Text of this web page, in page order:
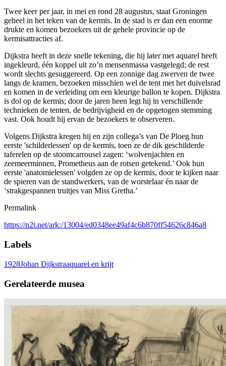
Twee keer per jaar, in mei en rond 28 augustus, staat Groningen
geheel in het teken van de kermis. In de stad is er dan een enorme
drukte en komen bezoekers uit de gehele provincie op de
kermisattracties af.
Dijkstra heeft in deze snelle tekening, die hij later met aquarel heeft
ingekleurd, één koppel uit zo’n mensenmassa vastgelegd; de rest
wordt slechts gesuggereerd. Op een zonnige dag zwerven de twee
langs de kramen, bezoeken misschien wel de tent met het duivelsrad
en komen in de verleiding om een kleurige ballon te kopen. Dijkstra
is dol op de kermis; door de jaren heen legt hij in verschillende
technieken de tenten, de bedrijvigheid en de opgetogen stemming
vast. Ook houdt hij ervan de bezoekers te observeren.
Volgens Dijkstra kregen hij en zijn collega’s van De Ploeg hun
eerste 'schilderlessen' op de kermis, toen ze de dik geschilderde
taferelen op de stoomcarrousel zagen: ‘wolvenjachten en
zeemeerminnen, Prometheus aan de rotsen getekend.’ Ook hun
eerste 'anatomielessen' volgden ze op de kermis, door te kijken naar
de spieren van de standwerkers, van de worstelaar én naar de
‘strakgespannen truitjes van Miss Gretha.’
Permalink
https://n2t.net/ark:/13004/ed0348ee49af4c6b870ff54626c846a8
Labels
1928Johan Dijkstraaquarel en krijt
Gerelateerde musea